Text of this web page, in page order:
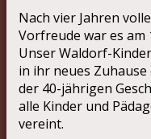
Nach vier Jahren
Vorfreude war es am
Unser Waldorf-
in ihr neues
der 40-jährigen
alle Kinder und
vereint.